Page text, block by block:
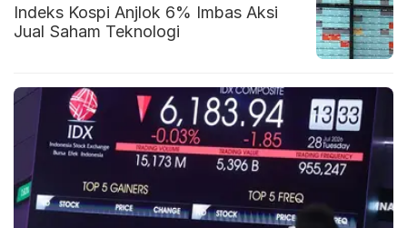
Indeks Kospi Anjlok 6% Imbas Aksi
Jual Saham Teknologi